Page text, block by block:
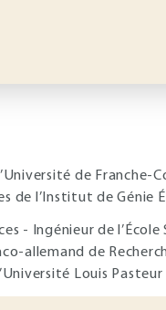
de Franche-
de l’Institut de Génie
- Ingénieur de
allemand de
Louis